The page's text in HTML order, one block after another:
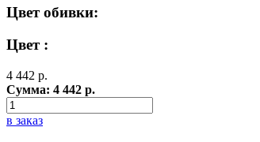
Цвет обивки:
Цвет :
4 442 р.
Сумма: 4 442 р.
в заказ